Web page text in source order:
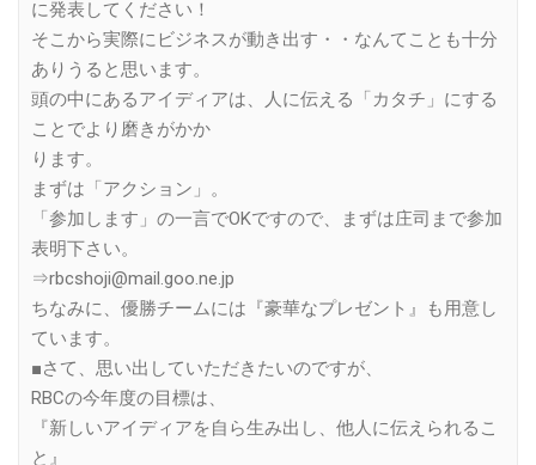
に発表してください！
そこから実際にビジネスが動き出す・・なんてことも十分
ありうると思います。
頭の中にあるアイディアは、人に伝える「カタチ」にする
ことでより磨きがかか
ります。
まずは「アクション」。
「参加します」の一言でOKですので、まずは庄司まで参加
表明下さい。
⇒rbcshoji@mail.goo.ne.jp
ちなみに、優勝チームには『豪華なプレゼント』も用意し
ています。
■さて、思い出していただきたいのですが、
RBCの今年度の目標は、
『新しいアイディアを自ら生み出し、他人に伝えられるこ
と』